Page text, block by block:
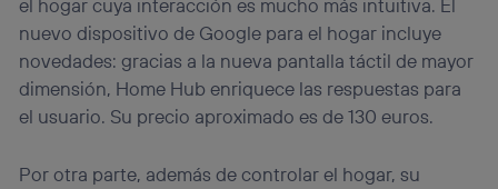
el hogar cuya interacción es mucho más intuitiva. El
nuevo dispositivo de Google para el hogar incluye
novedades: gracias a la nueva pantalla táctil de mayor
dimensión, Home Hub enriquece las respuestas para
el usuario. Su precio aproximado es de 130 euros.
Por otra parte, además de controlar el hogar, su